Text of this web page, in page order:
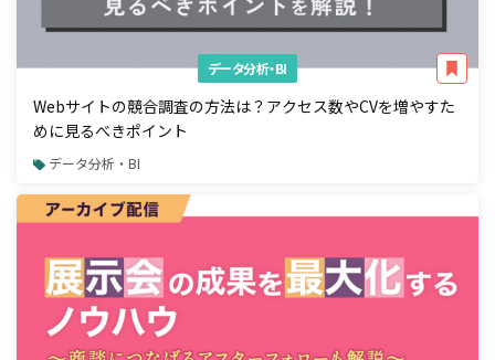
データ分析・BI
Webサイトの競合調査の方法は？アクセス数やCVを増やすた
めに見るべきポイント
データ分析・BI